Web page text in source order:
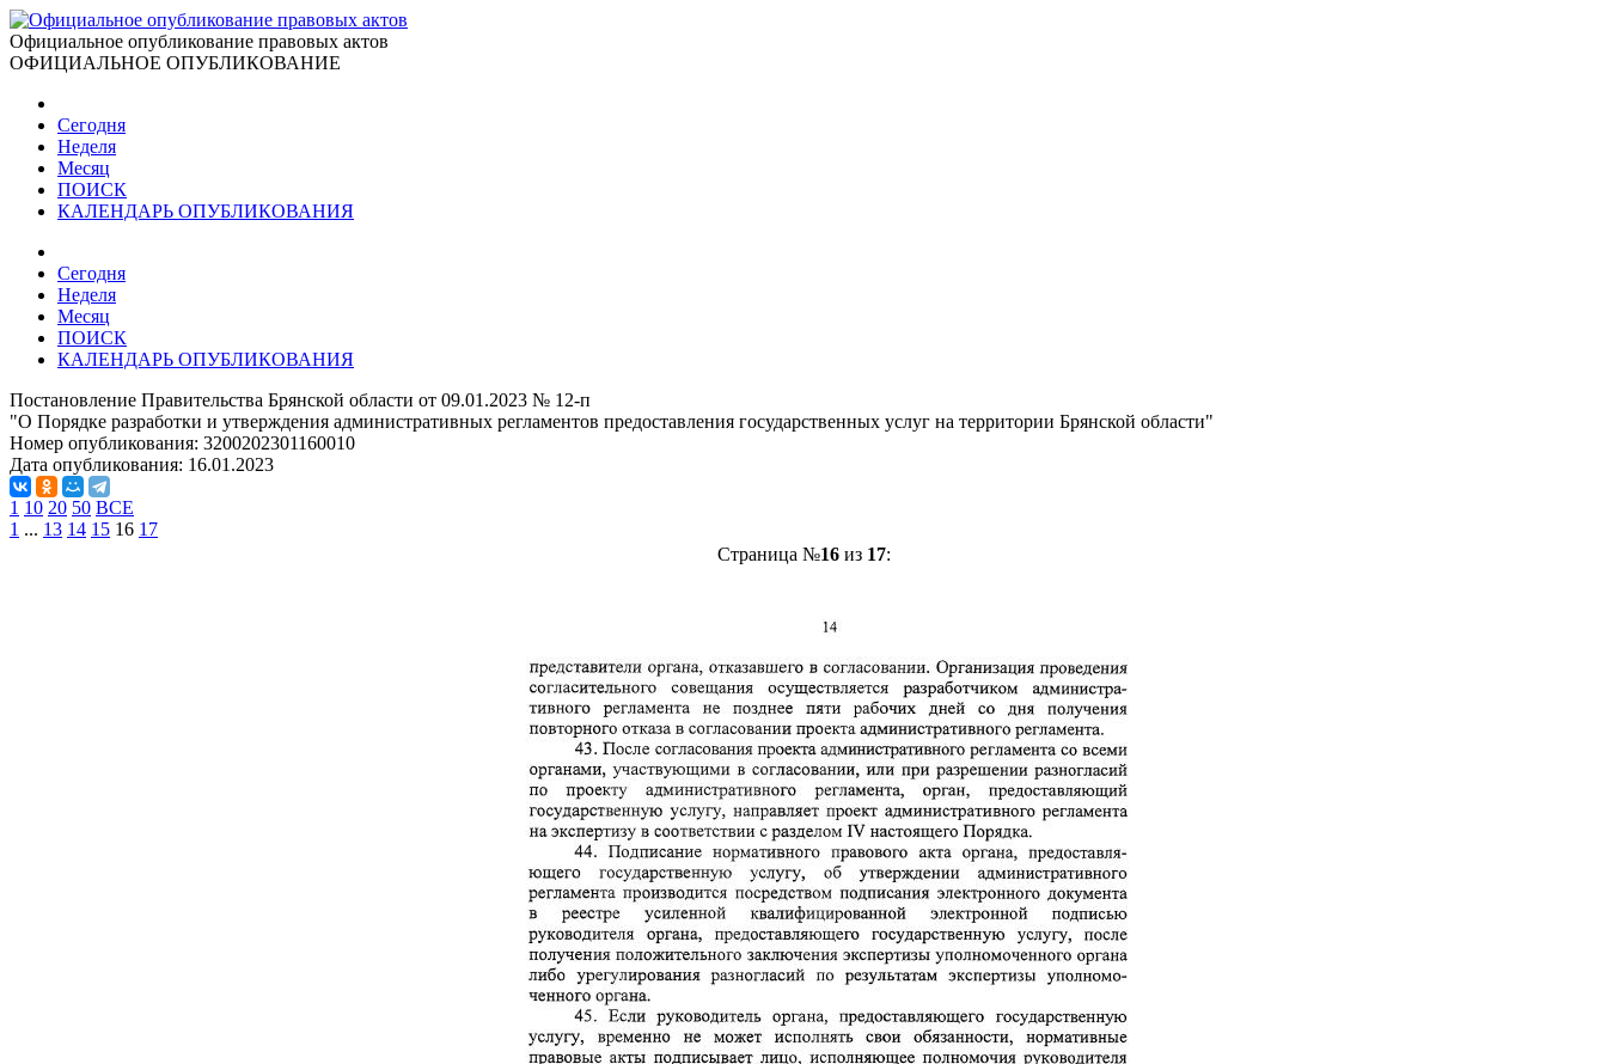
Официальное опубликование правовых актов
ОФИЦИАЛЬНОЕ ОПУБЛИКОВАНИЕ
Сегодня
Неделя
Месяц
ПОИСК
КАЛЕНДАРЬ ОПУБЛИКОВАНИЯ
Сегодня
Неделя
Месяц
ПОИСК
КАЛЕНДАРЬ ОПУБЛИКОВАНИЯ
Постановление Правительства Брянской области от 09.01.2023 № 12-п
"О Порядке разработки и утверждения административных регламентов предоставления государственных услуг на территории Брянской области"
Номер опубликования: 3200202301160010
Дата опубликования: 16.01.2023
1 10 20 50 ВСЕ
1 ... 13 14 15 16 17
Страница №16из 17: